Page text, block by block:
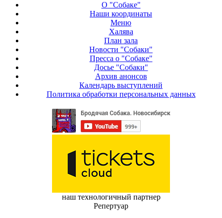
О "Собаке"
Наши координаты
Меню
Халява
План зала
Новости "Собаки"
Пресса о "Собаке"
Досье "Собаки"
Архив анонсов
Календарь выступлений
Политика обработки персональных данных
наш технологичный партнер
Репертуар